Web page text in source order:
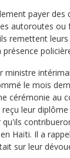
payer des
autoroutes ou
remettent
ministre
le mois
cérémonie au
leur
Haïti. Il a
sur leur